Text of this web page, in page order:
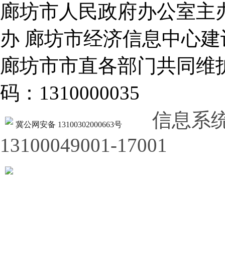
廊坊市人民政府办公室
办 廊坊市经济信息中心建
廊坊市市直各部门共同
码：1310000035
冀公网安备 13100302000663号
信息系
13100049001-17001